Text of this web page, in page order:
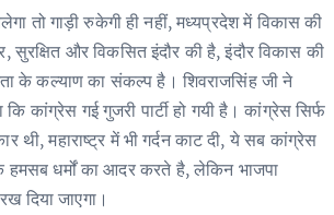
तो गाड़ी रुकेगी ही नहीं, मध्यप्रदेश में विकास की
और विकसित इंदौर की है, इंदौर विकास की
के कल्याण का संकल्प है। शिवराजसिंह जी ने
कांग्रेस गई गुजरी पार्टी हो गयी है। कांग्रेस सिर्फ
थी, महाराष्ट्र में भी गर्दन काट दी, ये सब कांग्रेस
धर्मों का आदर करते है, लेकिन भाजपा
दिया जाएगा।